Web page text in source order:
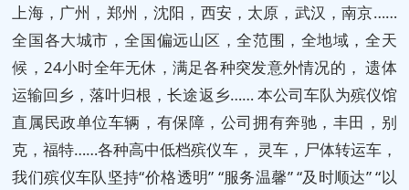
上海，广州，郑州，沈阳，西安，太原，武汉，南京……
全国各大城市，全国偏远山区，全范围，全地域，全天
候，24小时全年无休，满足各种突发意外情况的， 遗体
运输回乡，落叶归根，长途返乡…… 本公司车队为殡仪馆
直属民政单位车辆，有保障，公司拥有奔驰，丰田，别
克，福特……各种高中低档殡仪车， 灵车，尸体转运车，
我们殡仪车队坚持“价格透明” “服务温馨” “及时顺达” “以